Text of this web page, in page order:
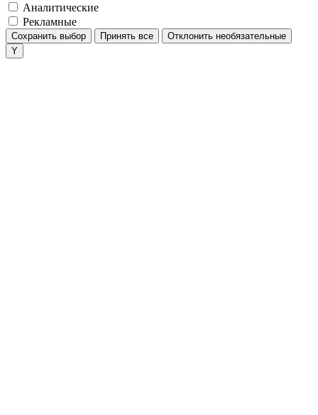
Аналитические
Рекламные
Сохранить выбор Принять все Отклонить необязательные